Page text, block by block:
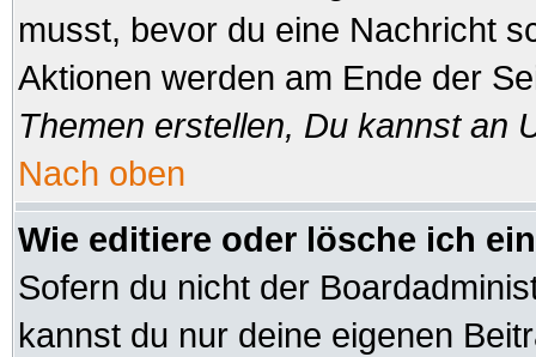
musst, bevor du eine Nachricht
Aktionen werden am Ende der
Themen erstellen, Du kannst an
Nach oben
Wie editiere oder lösche ich
Sofern du nicht der
kannst du nur deine eigenen